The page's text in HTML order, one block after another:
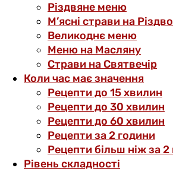
Різдвяне меню
М’ясні страви на Різдво
Великоднє меню
Меню на Масляну
Страви на Святвечір
Коли час має значення
Рецепти до 15 хвилин
Рецепти до 30 хвилин
Рецепти до 60 хвилин
Рецепти за 2 години
Рецепти більш ніж за 2
Рівень складності